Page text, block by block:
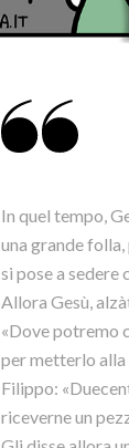
In quel tempo,
una grande
si pose a sedere
Allora Gesù,
«Dove potremo
per metterlo alla
Filippo:
riceverne un